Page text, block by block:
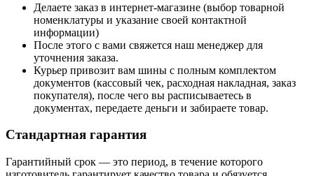
Делаете заказ в интернет-магазине (выбор товарной
номенклатуры и указание своей контактной
информации)
После этого с вами свяжется наш менеджер для
уточнения заказа.
Курьер привозит вам шины с полным комплектом
документов (кассовый чек, расходная накладная, заказ
покупателя), после чего вы расписываетесь в
документах, передаете деньги и забираете товар.
Стандартная гарантия
Гарантийный срок — это период, в течение которого